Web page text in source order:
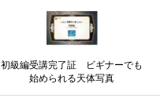
初級編受講完了証 ビギナーでも
始められる天体写真